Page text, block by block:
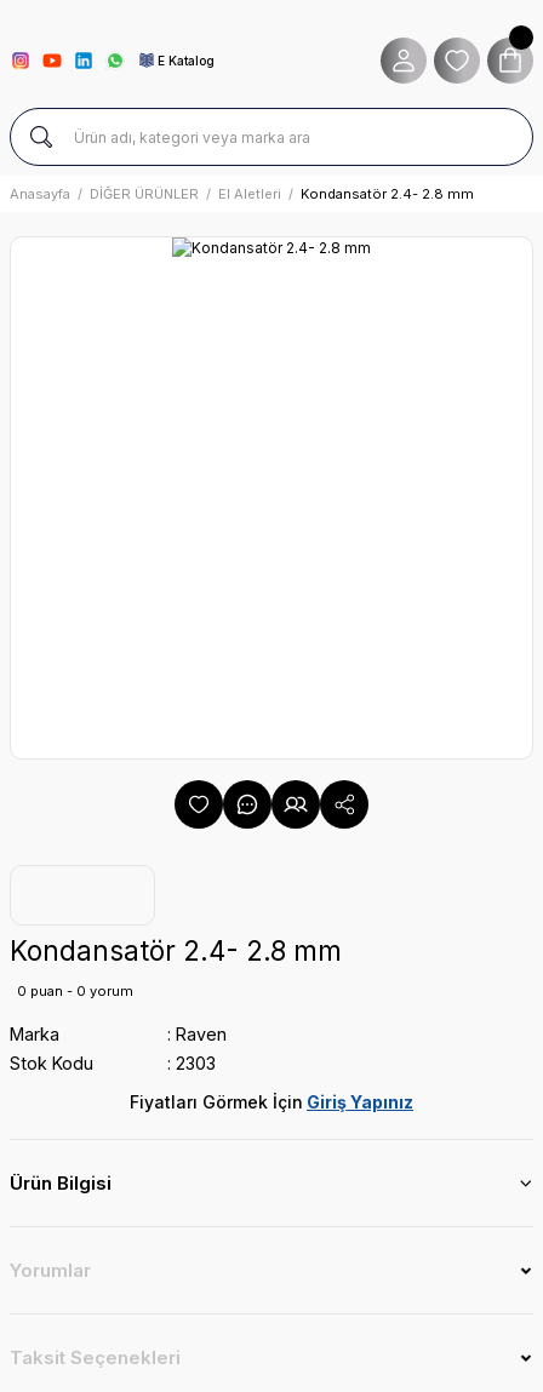
E Katalog
Anasayfa DİĞER ÜRÜNLER El Aletleri Kondansatör 2.4- 2.8 mm
Kondansatör 2.4- 2.8 mm
0 puan - 0 yorum
Marka
Raven
Stok Kodu
2303
Fiyatları Görmek İçin Giriş Yapınız
Ürün Bilgisi
Yorumlar
Taksit Seçenekleri